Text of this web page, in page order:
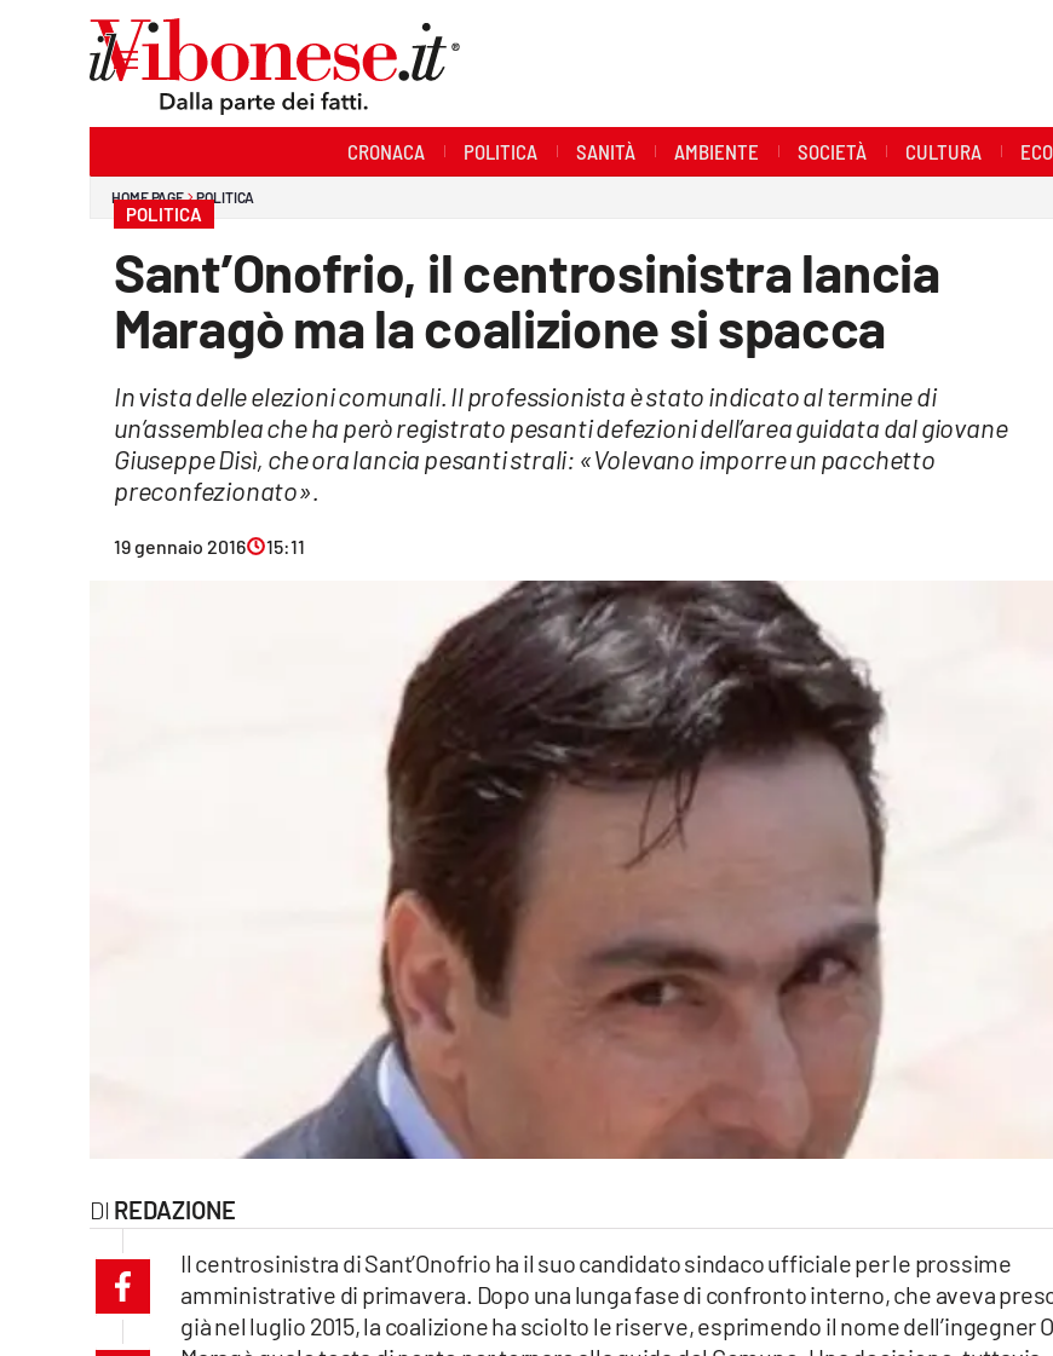
Economia e Lavoro
cosenzachannel.it
CRONACA POLITICA SANITÀ AMBIENTE SOCIETÀ CULTURA
HOME PAGE POLITICA
POLITICA
Sant’Onofrio, il centrosinistra lancia
Maragò ma la coalizione si spacca
In vista delle elezioni comunali. Il professionista è stato indicato al termine di
un’assemblea che ha però registrato pesanti defezioni dell’area guidata dal giovane
Giuseppe Disì, che ora lancia pesanti strali: «Volevano imporre un pacchetto
preconfezionato».
19 gennaio 2016 15:11
REDAZIONE
Il centrosinistra di Sant’Onofrio ha il suo candidato sindaco ufficiale per le prossime
amministrative di primavera. Dopo una lunga fase di confronto interno, che aveva
già nel luglio 2015, la coalizione ha sciolto le riserve, esprimendo il nome dell’ingegner